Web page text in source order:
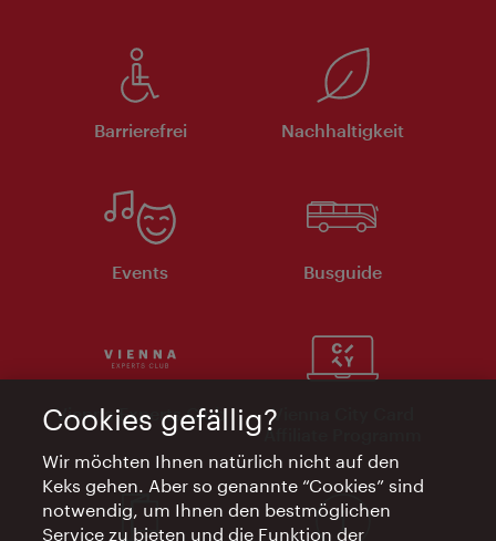
Barrierefrei Nachhaltigkeit
Events Busguide
Vienna Experts Club
Vienna City Card
Affiliate Programm
Cookies gefällig?
Wir möchten Ihnen natürlich nicht auf den
Keks gehen. Aber so genannte “Cookies” sind
notwendig, um Ihnen den bestmöglichen
Service zu bieten und die Funktion der